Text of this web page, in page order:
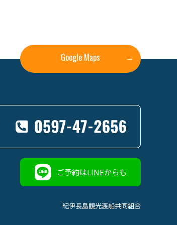
Google Maps →
ご予約はLINEからも
紀伊長島観光渡船共同組合